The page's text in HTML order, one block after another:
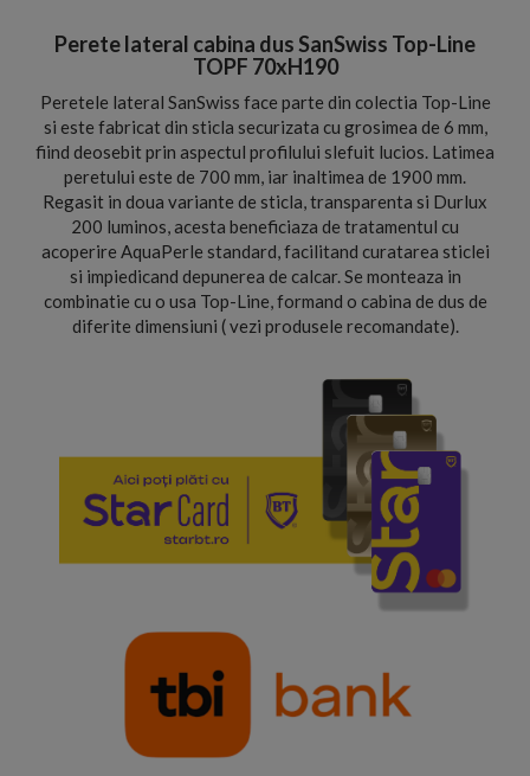
Perete lateral cabina dus SanSwiss Top-Line
TOPF 70xH190
Peretele lateral SanSwiss face parte din colectia Top-Line
si este fabricat din sticla securizata cu grosimea de 6 mm,
fiind deosebit prin aspectul profilului slefuit lucios. Latimea
peretului este de 700 mm, iar inaltimea de 1900 mm.
Regasit in doua variante de sticla, transparenta si Durlux
200 luminos, acesta beneficiaza de tratamentul cu
acoperire AquaPerle standard, facilitand curatarea sticlei
si impiedicand depunerea de calcar. Se monteaza in
combinatie cu o usa Top-Line, formand o cabina de dus de
diferite dimensiuni ( vezi produsele recomandate).